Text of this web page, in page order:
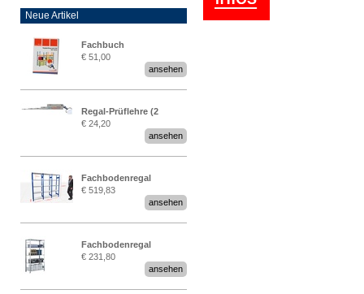
Neue Artikel
Fachbuch
„Regalprüfung nach DIN
€ 51,00
ansehen
Regal-Prüflehre (2
Stück)
€ 24,20
ansehen
Fachbodenregal
Stecksystem MultiPlus
2,25 Meter breit
€ 519,83
ansehen
Fachbodenregal
Stecksystem MultiPlus
€ 231,80
ansehen